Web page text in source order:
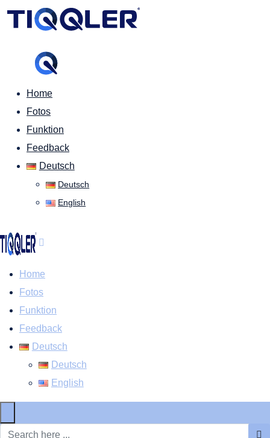
Home
Fotos
Funktion
Feedback
Deutsch
Deutsch
English
Home
Fotos
Funktion
Feedback
Deutsch
Deutsch
English